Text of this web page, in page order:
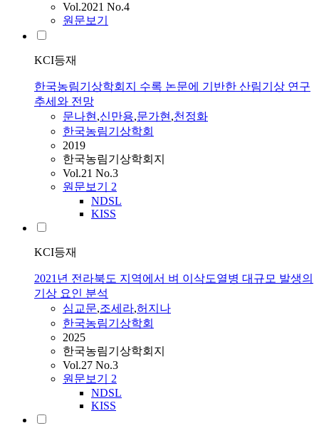
Vol.2021 No.4
원문보기
KCI등재
한국농림기상학회지 수록 논문에 기반한 산림기상 연구
추세와 전망
문나현,신만용,문가현,천정화
한국농림기상학회
2019
한국농림기상학회지
Vol.21 No.3
원문보기 2
NDSL
KISS
KCI등재
2021년 전라북도 지역에서 벼 이삭도열병 대규모 발생의
기상 요인 분석
심교문,조세라,허지나
한국농림기상학회
2025
한국농림기상학회지
Vol.27 No.3
원문보기 2
NDSL
KISS